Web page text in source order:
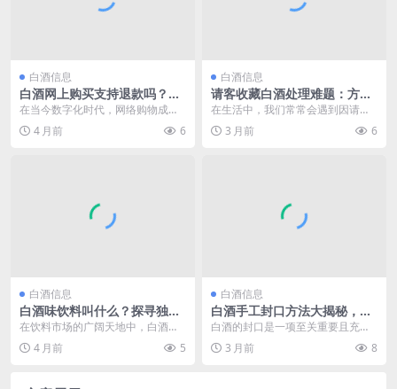
白酒信息
白酒网上购买支持退款吗？解
析线上白酒退款规则与难题
在当今数字化时代，网络购物成为
了人们生活中常见的消费方式，白
酒作为一种特殊的商品...
4 月前 6
白酒信息
请客收藏白酒处理难题：方
法、策略与实用建议
在生活中，我们常常会遇到因请客
而收到白酒作为礼物的情况。当这
些白酒积累到一定数量...
3 月前 6
白酒信息
白酒味饮料叫什么？探寻独特
口感饮品的名称奥秘
在饮料市场的广阔天地中，白酒味
儿的饮料是一个独特的存在。它既
融合了白酒的风味特色...
4 月前 5
白酒信息
白酒手工封口方法大揭秘，掌
握技巧让酒香长久封存
白酒的封口是一项至关重要且充满
传统技艺韵味的工作，对于保持白
酒的品质和风味起着决...
3 月前 8